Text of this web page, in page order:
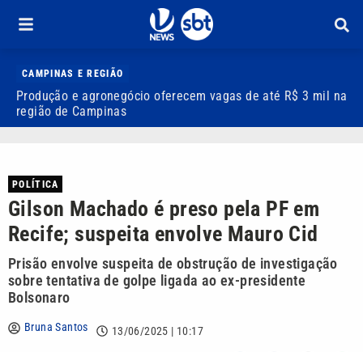
CAMPINAS E REGIÃO
Produção e agronegócio oferecem vagas de até R$ 3 mil na
região de Campinas
POLÍTICA
Gilson Machado é preso pela PF em
Recife; suspeita envolve Mauro Cid
Prisão envolve suspeita de obstrução de investigação
sobre tentativa de golpe ligada ao ex-presidente
Bolsonaro
Bruna Santos 13/06/2025 | 10:17